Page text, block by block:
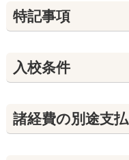
特記事項
入校条件
諸経費の別途支払